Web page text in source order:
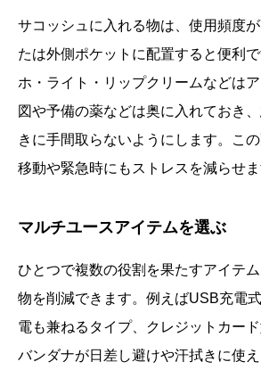
サコッシュに入れる物は、使用頻度
たは外側ポケットに配置すると便利
ホ・ライト・リップクリームなどは
図や予備の薬などは奥に入れておき
きに手間取らないようにします。こ
移動や緊急時にもストレスを減らせま
マルチユースアイテムを選ぶ
ひとつで複数の役割を果たすアイテ
物を削減できます。例えばUSB充電
電も兼ねるタイプ、クレジットカード
バンダナが日差し避けや汗拭きに使